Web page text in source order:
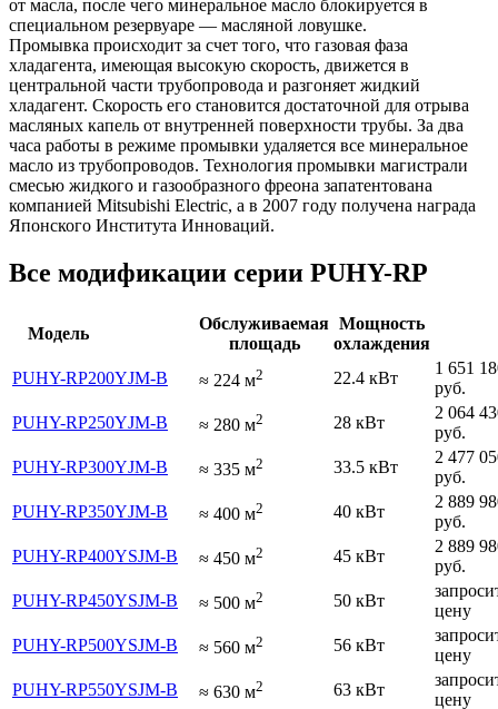
от масла, после чего минеральное масло блокируется в
специальном резервуаре — масляной ловушке.
Промывка происходит за счет того, что газовая фаза
хладагента, имеющая высокую скорость, движется в
центральной части трубопровода и разгоняет жидкий
хладагент. Скорость его становится достаточной для отрыва
масляных капель от внутренней поверхности трубы. За два
часа работы в режиме промывки удаляется все минеральное
масло из трубопроводов. Технология промывки магистрали
смесью жидкого и газообразного фреона запатентована
компанией Mitsubishi Electric, а в 2007 году получена награда
Японского Института Инноваций.
Все модификации серии PUHY-RP
Модель
Обслуживаемая
площадь
Мощность
охлаждения
PUHY-RP200YJM-B
≈ 224 м2 22.4 кВт
1 651
руб.
PUHY-RP250YJM-B
≈ 280 м2 28 кВт
2 064
руб.
PUHY-RP300YJM-B
≈ 335 м2 33.5 кВт
2 477
руб.
PUHY-RP350YJM-B
≈ 400 м2 40 кВт
2 889
руб.
PUHY-RP400YSJM-B
≈ 450 м2 45 кВт
2 889
руб.
PUHY-RP450YSJM-B
≈ 500 м2 50 кВт
цену
PUHY-RP500YSJM-B
≈ 560 м2 56 кВт
цену
PUHY-RP550YSJM-B
≈ 630 м2 63 кВт
цену